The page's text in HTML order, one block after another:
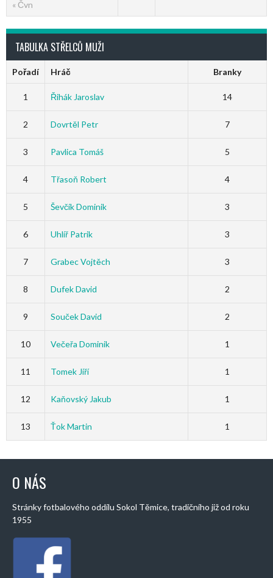
« Čvn
TABULKA STŘELCŮ MUŽI
Pořadí Hráč Branky
1 Řihák Jaroslav 14
2 Dovrtěl Petr 7
3 Pavlica Tomáš 5
4 Třasoň Robert 4
5 Ševčík Dominik 3
6 Uhlíř Patrik 3
7 Grabec Vojtěch 3
8 Dufek David 2
9 Souček David 2
10 Večeřa Dominik 1
11 Tomek Jiří 1
12 Kaňovský Jakub 1
13 Ťok Martin 1
O NÁS
Stránky fotbalového oddílu Sokol Těmice, tradičního již od roku
1955